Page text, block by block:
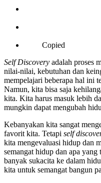
Copied
Self Discovery adalah proses
nilai-nilai, kebutuhan dan
mempelajari beberapa hal ini
Namun, kita bisa saja
kita. Kita harus masuk lebih
mungkin dapat mengubah
Kebanyakan kita sangat
favorit kita. Tetapi self
kita mengevaluasi hidup dan
semangat hidup dan apa
banyak sukacita ke dalam
kita untuk semangat bangun